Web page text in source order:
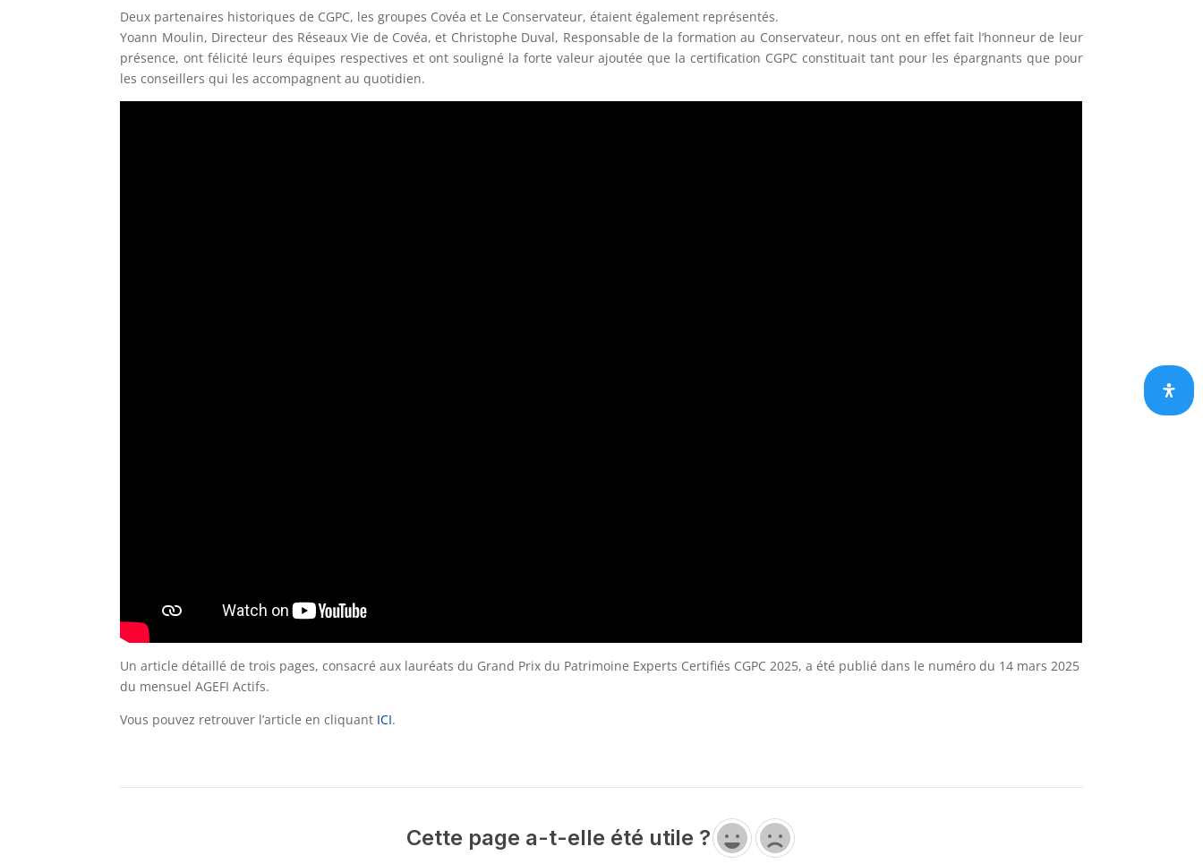
Deux partenaires historiques de CGPC, les groupes Covéa et Le Conservateur, étaient également représentés.
Yoann Moulin, Directeur des Réseaux Vie de Covéa, et Christophe Duval, Responsable de la formation au Conservateur, nous ont en effet fait l’honneur de leur
présence, ont félicité leurs équipes respectives et ont souligné la forte valeur ajoutée que la certification CGPC constituait tant pour les épargnants que pour
les conseillers qui les accompagnent au quotidien.
Un article détaillé de trois pages, consacré aux lauréats du Grand Prix du Patrimoine Experts Certifiés CGPC 2025, a été publié dans le numéro du 14 mars 2025
du mensuel AGEFI Actifs.
Vous pouvez retrouver l’article en cliquant ICI.
Cette page a-t-elle été utile ?